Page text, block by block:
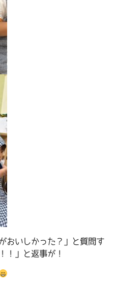
おいしかった？」と質問す
！」と返事が！